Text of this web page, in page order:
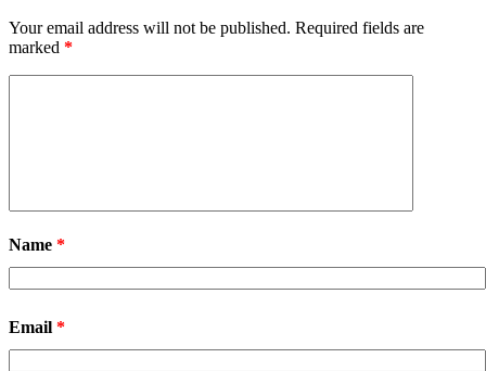
Your email address will not be published. Required fields are
marked *
Name *
Email *